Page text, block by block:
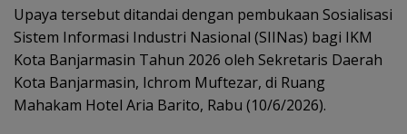
Upaya tersebut ditandai dengan pembukaan Sosialisasi
Sistem Informasi Industri Nasional (SIINas) bagi IKM
Kota Banjarmasin Tahun 2026 oleh Sekretaris Daerah
Kota Banjarmasin, Ichrom Muftezar, di Ruang
Mahakam Hotel Aria Barito, Rabu (10/6/2026).